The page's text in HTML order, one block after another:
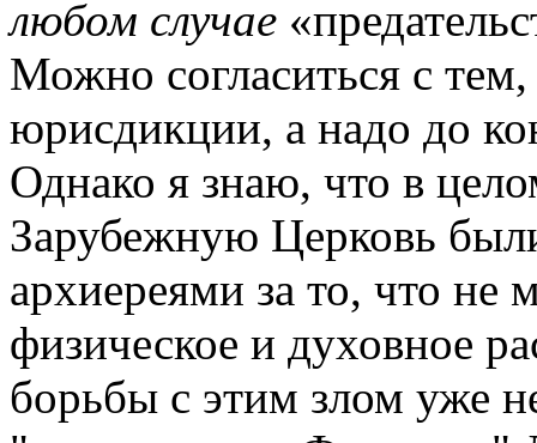
любом случае
Можно согласиться с
юрисдикции, а надо до
Однако я знаю, что в
Зарубежную Церковь
архиереями за то, что не
физическое и духовное
борьбы с этим злом уже